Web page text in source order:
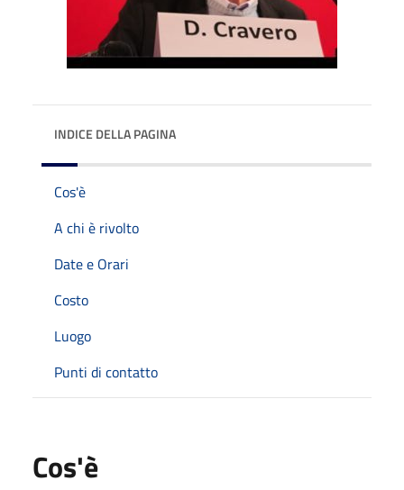
INDICE DELLA PAGINA
Cos'è
A chi è rivolto
Date e Orari
Costo
Luogo
Punti di contatto
Cos'è